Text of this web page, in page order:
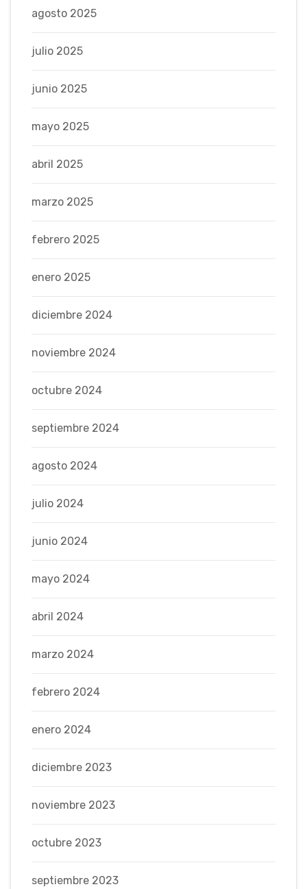
agosto 2025
julio 2025
junio 2025
mayo 2025
abril 2025
marzo 2025
febrero 2025
enero 2025
diciembre 2024
noviembre 2024
octubre 2024
septiembre 2024
agosto 2024
julio 2024
junio 2024
mayo 2024
abril 2024
marzo 2024
febrero 2024
enero 2024
diciembre 2023
noviembre 2023
octubre 2023
septiembre 2023